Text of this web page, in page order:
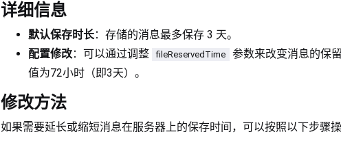
详细信息
默认保存时长：存储的消息最多保存 3 天。
配置修改：可以通过调整 fileReservedTime
参数来改变消息的保
值为72小时（即3天）。
修改方法
如果需要延长或缩短消息在服务器上的保存时间，可以按照以下步骤操